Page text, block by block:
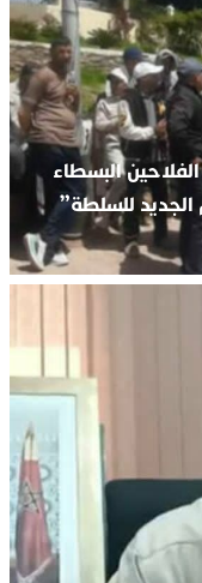
البسطاء
للسلطة”